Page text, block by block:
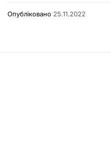
Опубліковано 25.11.2022